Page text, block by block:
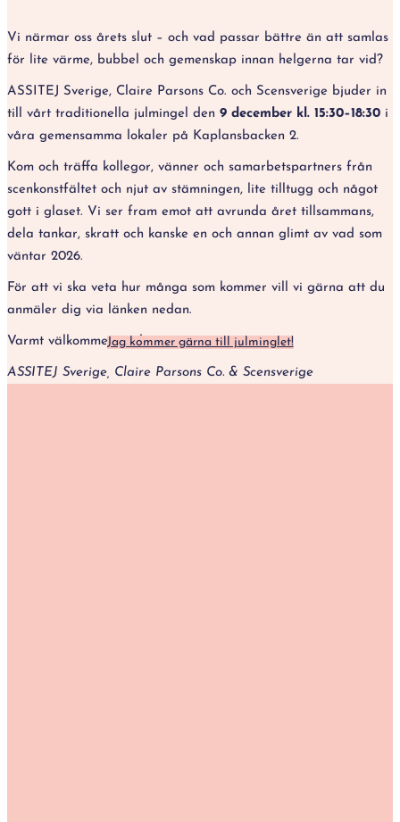
Vi närmar oss årets slut – och vad passar bättre än att samlas
för lite värme, bubbel och gemenskap innan helgerna tar vid?
ASSITEJ Sverige, Claire Parsons Co. och Scensverige bjuder in
till vårt traditionella julmingel den 9 december kl. 15:30–18:30 i
våra gemensamma lokaler på Kaplansbacken 2.
Kom och träffa kollegor, vänner och samarbetspartners från
scenkonstfältet och njut av stämningen, lite tilltugg och något
gott i glaset. Vi ser fram emot att avrunda året tillsammans,
dela tankar, skratt och kanske en och annan glimt av vad som
väntar 2026.
För att vi ska veta hur många som kommer vill vi gärna att du
anmäler dig via länken nedan.
Varmt välkommen önskar
ASSITEJ Sverige, Claire Parsons Co. & Scensverige
Jag kommer gärna till julminglet!